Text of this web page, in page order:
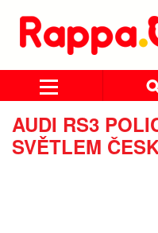
AUDI RS3
SVĚTLEM